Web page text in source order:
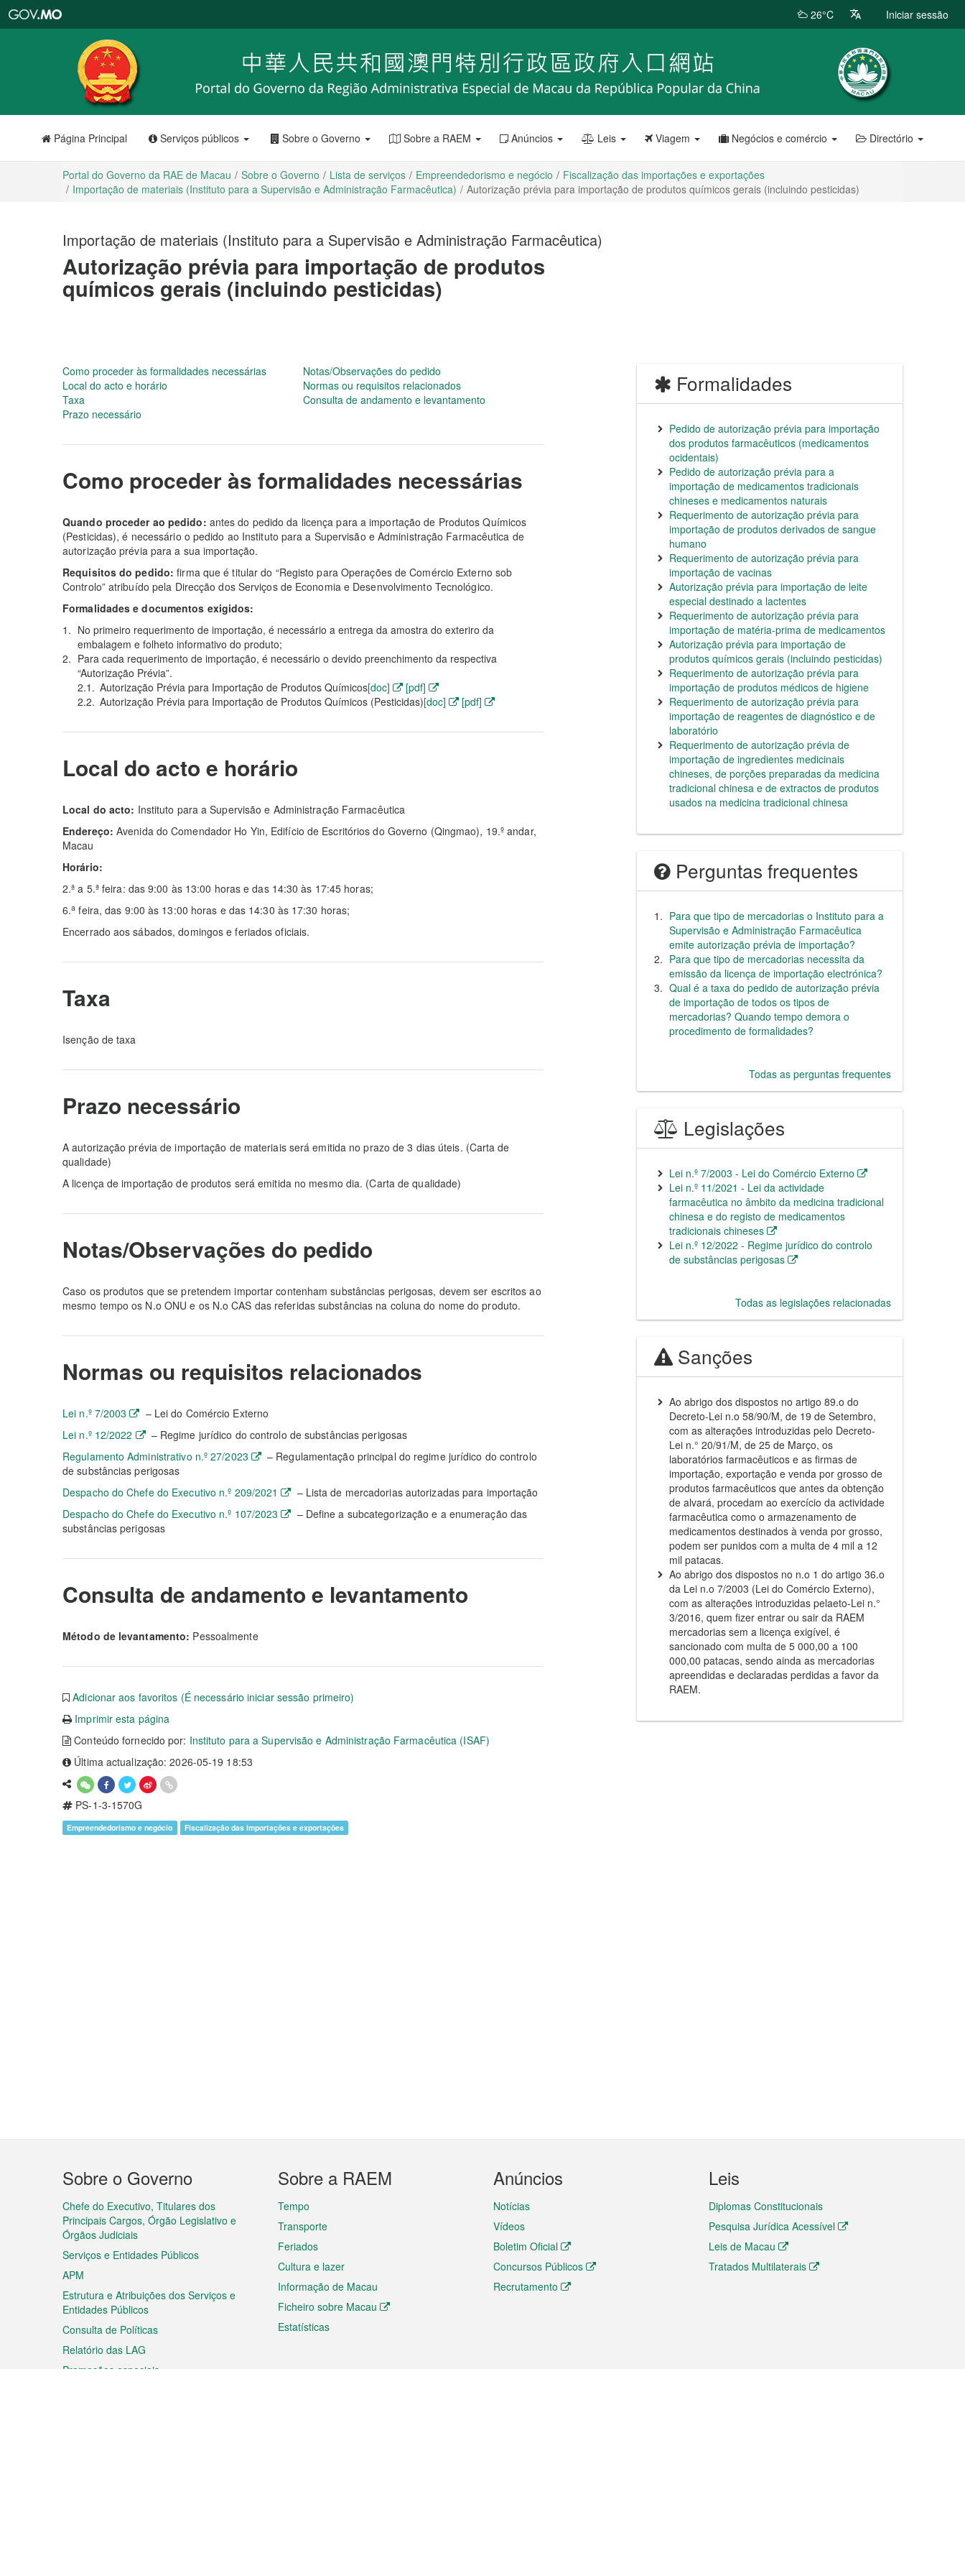
RAE
de
Macau
26°C Iniciar sessão
Página Principal Serviços públicos Sobre o Governo Sobre a RAEM Anúncios Leis Viagem Negócios e comércio Directório
Portal do Governo da RAE de Macau Sobre o Governo Lista de serviços Empreendedorismo e negócio
Fiscalização das importações e exportações
Importação de materiais (Instituto para a Supervisão e Administração Farmacêutica)
Autorização prévia para importação de produtos químicos gerais (incluindo pesticidas)
Importação de materiais (Instituto para a Supervisão e Administração Farmacêutica)
Autorização prévia para importação de produtos
químicos gerais (incluindo pesticidas)
Como proceder às formalidades necessárias
Local do acto e horário
Taxa
Prazo necessário
Notas/Observações do pedido
Normas ou requisitos relacionados
Consulta de andamento e levantamento
Como proceder às formalidades necessárias
Quando proceder ao pedido: antes do pedido da licença para a importação de Produtos Químicos
(Pesticidas), é necessário o pedido ao Instituto para a Supervisão e Administração Farmacêutica de
autorização prévia para a sua importação.
Requisitos do pedido: firma que é titular do “Registo para Operações de Comércio Externo sob
Controlo” atribuído pela Direcção dos Serviços de Economia e Desenvolvimento Tecnológico.
Formalidades e documentos exigidos:
No primeiro requerimento de importação, é necessário a entrega da amostra do exteriro da
embalagem e folheto informativo do produto;
Para cada requerimento de importação, é necessário o devido preenchimento da respectiva
“Autorização Prévia”.
Autorização Prévia para Importação de Produtos Químicos[doc]
[pdf]
Autorização Prévia para Importação de Produtos Químicos (Pesticidas)[doc] [pdf]
Local do acto e horário
Local do acto: Instituto para a Supervisão e Administração Farmacêutica
Endereço: Avenida do Comendador Ho Yin, Edifício de Escritórios do Governo (Qingmao), 19.º andar,
Macau
Horário:
2.ª a 5.ª feira: das 9:00 às 13:00 horas e das 14:30 às 17:45 horas;
6.a feira, das 9:00 às 13:00 horas e das 14:30 às 17:30 horas;
Encerrado aos sábados, domingos e feriados oficiais.
Taxa
Isenção de taxa
Prazo necessário
A autorização prévia de importação de materiais será emitida no prazo de 3 dias úteis. (Carta de
qualidade)
A licença de importação de produtos será emitida no mesmo dia. (Carta de qualidade)
Notas/Observações do pedido
Caso os produtos que se pretendem importar contenham substâncias perigosas, devem ser escritos ao
mesmo tempo os N.o ONU e os N.o CAS das referidas substâncias na coluna do nome do produto.
Normas ou requisitos relacionados
Lei n.º 7/2003
– Lei do Comércio Externo
Lei n.º 12/2022
– Regime jurídico do controlo de substâncias perigosas
Regulamento Administrativo n.º 27/2023
– Regulamentação principal do regime jurídico do controlo
de substâncias perigosas
Despacho do Chefe do Executivo n.º 209/2021
– Lista de mercadorias autorizadas para importação
Despacho do Chefe do Executivo n.º 107/2023
– Define a subcategorização e a enumeração das
substâncias perigosas
Consulta de andamento e levantamento
Método de levantamento: Pessoalmente
Adicionar aos favoritos (É necessário iniciar sessão primeiro)
Imprimir esta página
Conteúdo fornecido por: Instituto para a Supervisão e Administração Farmacêutica (ISAF)
Última actualização: 2026-05-19 18:53
PS-1-3-1570G
Empreendedorismo e negócio Fiscalização das importações e exportações
Formalidades
Pedido de autorização prévia para importação
dos produtos farmacêuticos (medicamentos
ocidentais)
Pedido de autorização prévia para a
importação de medicamentos tradicionais
chineses e medicamentos naturais
Requerimento de autorização prévia para
importação de produtos derivados de sangue
humano
Requerimento de autorização prévia para
importação de vacinas
Autorização prévia para importação de leite
especial destinado a lactentes
Requerimento de autorização prévia para
importação de matéria-prima de medicamentos
Autorização prévia para importação de
produtos químicos gerais (incluindo pesticidas)
Requerimento de autorização prévia para
importação de produtos médicos de higiene
Requerimento de autorização prévia para
importação de reagentes de diagnóstico e de
laboratório
Requerimento de autorização prévia de
importação de ingredientes medicinais
chineses, de porções preparadas da medicina
tradicional chinesa e de extractos de produtos
usados na medicina tradicional chinesa
Perguntas frequentes
Para que tipo de mercadorias o Instituto para a
Supervisão e Administração Farmacêutica
emite autorização prévia de importação?
Para que tipo de mercadorias necessita da
emissão da licença de importação electrónica?
Qual é a taxa do pedido de autorização prévia
de importação de todos os tipos de
mercadorias? Quando tempo demora o
procedimento de formalidades?
Todas as perguntas frequentes
Legislações
Lei n.º 7/2003 - Lei do Comércio Externo
Lei n.º 11/2021 - Lei da actividade
farmacêutica no âmbito da medicina tradicional
chinesa e do registo de medicamentos
tradicionais chineses
Lei n.º 12/2022 - Regime jurídico do controlo
de substâncias perigosas
Todas as legislações relacionadas
Sanções
Ao abrigo dos dispostos no artigo 89.o do
Decreto-Lei n.o 58/90/M, de 19 de Setembro,
com as alterações introduzidas pelo Decreto-
Lei n.° 20/91/M, de 25 de Março, os
laboratórios farmacêuticos e as firmas de
importação, exportação e venda por grosso de
produtos farmacêuticos que antes da obtenção
de alvará, procedam ao exercício da actividade
farmacêutica como o armazenamento de
medicamentos destinados à venda por grosso,
podem ser punidos com a multa de 4 mil a 12
mil patacas.
Ao abrigo dos dispostos no n.o 1 do artigo 36.o
da Lei n.o 7/2003 (Lei do Comércio Externo),
com as alterações introduzidas pelaeto-Lei n.°
3/2016, quem fizer entrar ou sair da RAEM
mercadorias sem a licença exigível, é
sancionado com multa de 5 000,00 a 100
000,00 patacas, sendo ainda as mercadorias
apreendidas e declaradas perdidas a favor da
RAEM.
Menu
do
rodapé
Sobre o Governo
Chefe do Executivo, Titulares dos
Principais Cargos, Órgão Legislativo e
Órgãos Judiciais
Serviços e Entidades Públicos
APM
Estrutura e Atribuições dos Serviços e
Entidades Públicos
Consulta de Políticas
Relatório das LAG
Promoções especiais
Sobre a RAEM
Tempo
Transporte
Feriados
Cultura e lazer
Informação de Macau
Ficheiro sobre Macau
Estatísticas
Anúncios
Notícias
Vídeos
Boletim Oficial
Concursos Públicos
Recrutamento
Leis
Diplomas Constitucionais
Pesquisa Jurídica Acessível
Leis de Macau
Tratados Multilaterais